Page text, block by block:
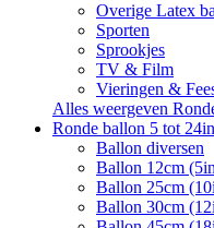
Overige Latex
Sporten
Sprookjes
TV & Film
Vieringen &
Alles weergeven
Ronde ballon 5 tot
Ballon diversen
Ballon 12cm
Ballon 25cm
Ballon 30cm